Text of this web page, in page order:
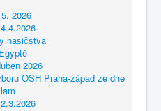
2026
hasičstva
2026
OSH Praha-západ ze dne